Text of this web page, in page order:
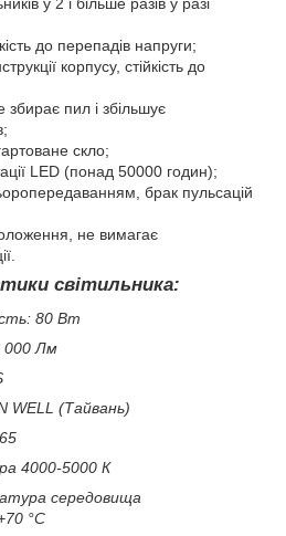
у 2 і більше разів у разі
до перепадів напруги;
корпусу, стійкість до
пил і збільшує
скло;
LED (понад 50000 годин);
брак пульсацій
не вимагає
світильника:
80 Вт
000 Лм
WELL (Тайвань)
4000-5000 К
середовища
°C